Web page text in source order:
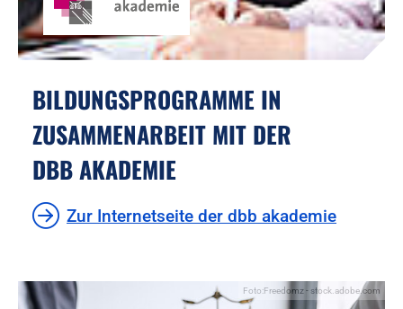
BILDUNGSPROGRAMME IN
ZUSAMMENARBEIT MIT DER
DBB AKADEMIE
Zur Internetseite der dbb akademie
Foto:Freedomz - stock.adobe.com